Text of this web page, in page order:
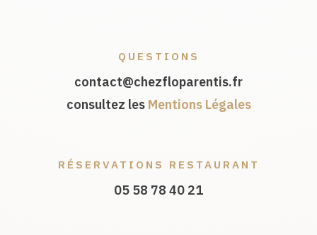
QUESTIONS
contact@chezfloparentis.fr
consultez les Mentions Légales
RÉSERVATIONS RESTAURANT
05 58 78 40 21